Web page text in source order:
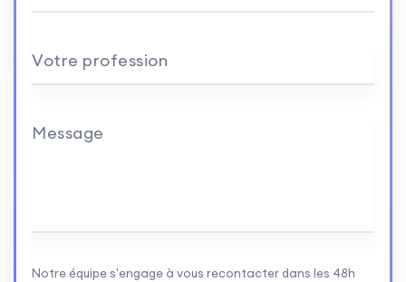
Votre profession
Message
Notre équipe s'engage à vous recontacter dans les 48h